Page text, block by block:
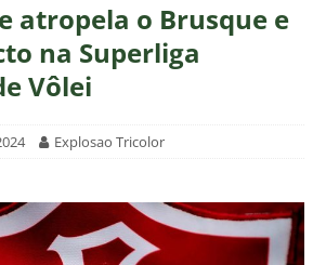
atropela o Brusque e
na Superliga
Vôlei
Explosao Tricolor